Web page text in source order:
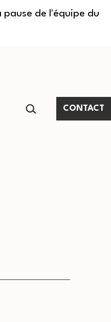
de l'équipe du
RECHERCHER…
CONTACT